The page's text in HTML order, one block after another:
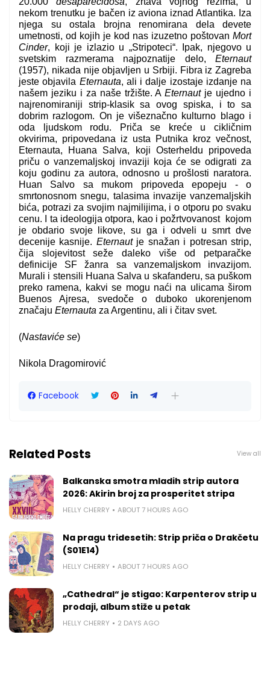
nekom trenutku je bačen iz aviona iznad Atlantika. Iza
njega su ostala brojna renomirana dela devete
umetnosti, od kojih je kod nas izuzetno poštovan Mort
Cinder, koji je izlazio u „Stripoteci“. Ipak, njegovo u
svetskim razmerama najpoznatije delo, Eternaut
(1957), nikada nije objavljen u Srbiji. Fibra iz Zagreba
jeste objavila Eternauta, ali i dalje izostaje izdanje na
našem jeziku i za naše tržište. AEternautje ujedno i
najrenomiraniji strip-klasik sa ovog spiska, i to sa
dobrim razlogom. On je višeznačno kulturno blago i
oda ljudskom rodu. Priča se kreće u cikličnim
okvirima, pripovedana iz usta Putnika kroz večnost,
Eternauta, Huana Salva, koji Osterheldu pripoveda
priču o vanzemaljskoj invaziji koja će se odigrati za
koju godinu za autora, odnosno u prošlosti naratora.
Huan Salvo sa mukom pripoveda epopeju - o
smrtonosnom snegu, talasima invazije vanzemaljskih
bića, potrazi za svojim najmilijima, i o otporu po svaku
cenu. I ta ideologija otpora, kao i požrtvovanost kojom
je obdario svoje likove, su ga i odveli u smrt dve
decenije kasnije. Eternautje snažan i potresan strip,
čija slojevitost seže daleko više od petparačke
definicije SF žanra sa vanzemaljskom invazijom.
Murali i stensili Huana Salva u skafanderu, sa puškom
preko ramena, kakvi se mogu naći na ulicama širom
Buenos Ajresa, svedoče o duboko ukorenjenom
značaju Eternauta za Argentinu, ali i čitav svet.
(Nastaviće se)
Nikola Dragomirović
Facebook
Related Posts View all
Balkanska smotra mladih strip autora
2026: Akirin broj za prosperitet stripa
HELLY CHERRY ABOUT 7 HOURS AGO
Na pragu tridesetih: Strip priča o Drakčetu
(S01E14)
HELLY CHERRY ABOUT 7 HOURS AGO
„Cathedral“ je stigao: Karpenterov strip u
prodaji, album stiže u petak
HELLY CHERRY 2 DAYS AGO